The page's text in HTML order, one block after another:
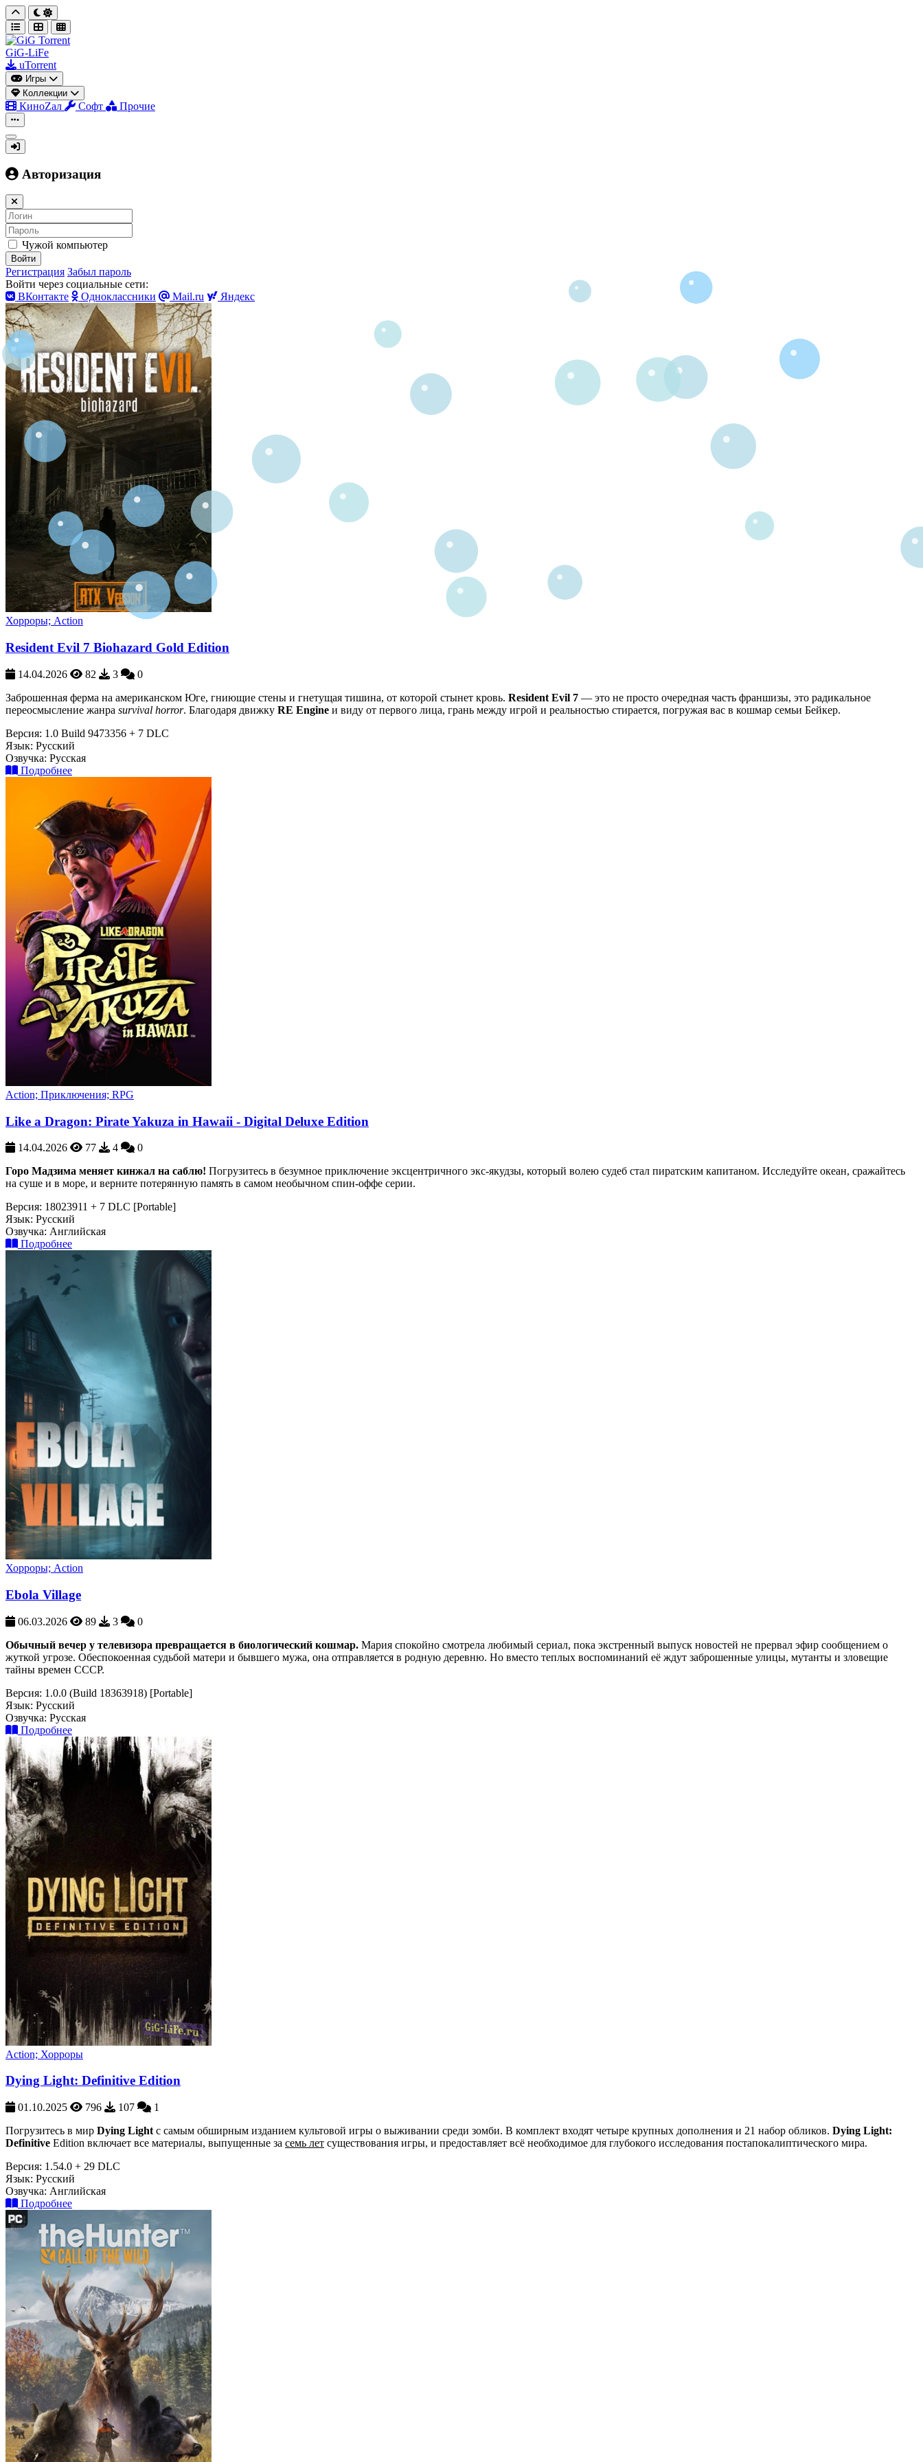
GiG-LiFe
uTorrent
Игры
Коллекции
КиноZал Софт Прочие
Авторизация
Чужой компьютер
Войти
Регистрация Забыл пароль
Войти через социальные сети:
ВКонтакте
Одноклассники Mail.ru Яндекс
Хорроры; Action
Resident Evil 7 Biohazard Gold Edition
14.04.2026 82 3
0
Заброшенная ферма на американском Юге, гниющие стены и гнетущая тишина, от которой стынет кровь. Resident Evil 7 — это не просто очередная часть франшизы, это радикальное
переосмысление жанра survival horror. Благодаря движку RE Engine и виду от первого лица, грань между игрой и реальностью стирается, погружая вас в кошмар семьи Бейкер.
Версия: 1.0 Build 9473356 + 7 DLC
Язык: Русский
Озвучка: Русская
Подробнее
Action; Приключения; RPG
Like a Dragon: Pirate Yakuza in Hawaii - Digital Deluxe Edition
14.04.2026 77 4
0
Горо Мадзима меняет кинжал на саблю! Погрузитесь в безумное приключение эксцентричного экс-якудзы, который волею судеб стал пиратским капитаном. Исследуйте океан, сражайтесь
на суше и в море, и верните потерянную память в самом необычном спин-оффе серии.
Версия: 18023911 + 7 DLC [Portable]
Язык: Русский
Озвучка: Английская
Подробнее
Хорроры; Action
Ebola Village
06.03.2026 89 3
0
Обычный вечер у телевизора превращается в биологический кошмар. Мария спокойно смотрела любимый сериал, пока экстренный выпуск новостей не прервал эфир сообщением о
жуткой угрозе. Обеспокоенная судьбой матери и бывшего мужа, она отправляется в родную деревню. Но вместо теплых воспоминаний её ждут заброшенные улицы, мутанты и зловещие
тайны времен СССР.
Версия: 1.0.0 (Build 18363918) [Portable]
Язык: Русский
Озвучка: Русская
Подробнее
Action; Хорроры
Dying Light: Definitive Edition
01.10.2025 796 107
1
Погрузитесь в мир Dying Light с самым обширным изданием культовой игры о выживании среди зомби. В комплект входят четыре крупных дополнения и 21 набор обликов. Dying Light:
Definitive Edition включает все материалы, выпущенные за семь лет существования игры, и предоставляет всё необходимое для глубокого исследования постапокалиптического мира.
Версия: 1.54.0 + 29 DLC
Язык: Русский
Озвучка: Английская
Подробнее